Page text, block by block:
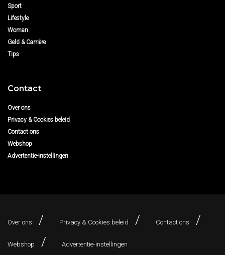
Sport
Lifestyle
Woman
Geld & Carrière
Tips
Contact
Over ons
Privacy & Cookies beleid
Contact ons
Webshop
Advertentie-instellingen
Over ons Privacy & Cookies beleid Contact ons
Webshop Advertentie-instellingen